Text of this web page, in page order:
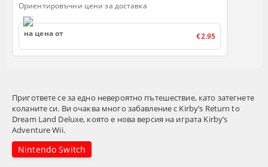
Пригответе се за едно невероятно пътешествие, като затегнете
коланите си. Ви очаква много забавление с Kirby’s Return to
Dream Land Deluxe, която е нова версия на играта Kirby’s
Adventure Wii.
Nintendo Switch
Ориентировъчни цени за доставка
на цена от €2.95